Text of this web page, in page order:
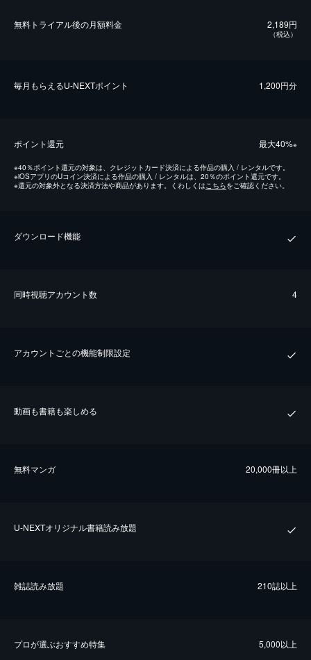
無料トライアル後の⽉額料金 2,189円
（税込）
毎⽉もらえるU-NEXTポイント 1,200円分
ポイント還元 最⼤40%※
※40％ポイント還元の対象は、クレジットカード決済による作品の購入 / レンタルです。
※iOSアプリのUコイン決済による作品の購入 / レンタルは、20％のポイント還元です。
※還元の対象外となる決済方法や商品があります。くわしくは こちらをご確認ください。
ダウンロード機能
同時視聴アカウント数 4
アカウントごとの機能制限設定
動画も書籍も楽しめる
無料マンガ 20,000冊以上
U-NEXTオリジナル書籍読み放題
雑誌読み放題 210誌以上
プロが選ぶおすすめ特集 5,000以上